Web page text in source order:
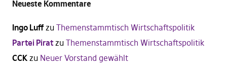
Neueste Kommentare
Ingo Luffzu Themenstammtisch Wirtschaftspolitik
Partei Piratzu Themenstammtisch Wirtschaftspolitik
CCKzu Neuer Vorstand gewählt